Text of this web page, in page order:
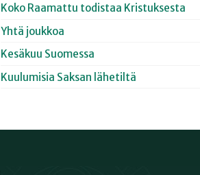
Koko Raamattu todistaa Kristuksesta
Yhtä joukkoa
Kesäkuu Suomessa
Kuulumisia Saksan lähetiltä